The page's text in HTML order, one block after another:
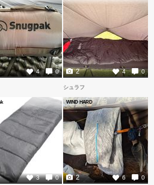
4 0 4 0
2
3 0
シュラフ
WIND HARD
6 0
2